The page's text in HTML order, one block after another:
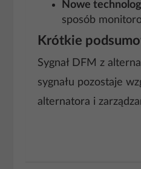
Nowe
sposób
Krótkie
Sygnał DFM z
sygnału pozostaje
alternatora i